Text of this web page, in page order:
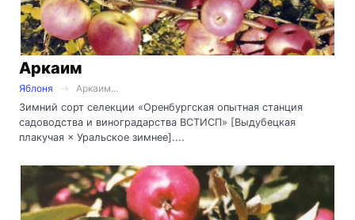
Аркаим
Яблоня
Аркаим...
Зимний сорт селекции «Оренбургская опытная станция
садоводства и виноградарства ВСТИСП» [Выдубецкая
плакучая × Уральское зимнее]....